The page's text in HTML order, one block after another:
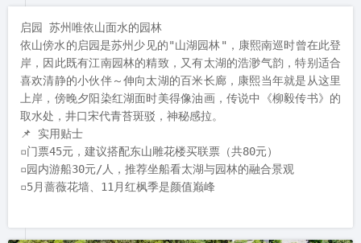
启园 苏州唯依山面水的园林
依山傍水的启园是苏州少见的"山湖园林"，康熙南巡时曾在此登
岸，因此既有江南园林的精致，又有太湖的浩渺气韵，特别适合
喜欢清静的小伙伴～伸向太湖的百米长廊，康熙当年就是从这里
上岸，傍晚夕阳染红湖面时美得像油画，传说中《柳毅传书》的
取水处，井口宋代青苔斑驳，神秘感拉。
📌 实用贴士
▫️门票45元，建议搭配东山雕花楼买联票（共80元）
▫️园内游船30元/人，推荐坐船看太湖与园林的融合景观
▫️5月蔷薇花墙、11月红枫季是颜值巅峰